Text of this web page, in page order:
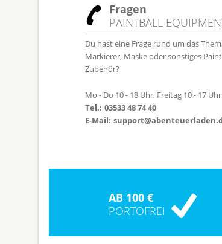
Fragen
PAINTBALL
Du hast eine Frage rund um das
Markierer, Maske oder sonstiges
Zubehör?
Mo - Do 10 - 18 Uhr, Freitag 10 - 17 Uhr
Tel.: 03533 48 74 40
E-Mail:
AB 100 €
PORTOFREI